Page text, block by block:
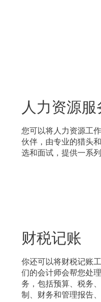
人力资源服
您可以将人力资源工
伙伴，由专业的猎头
选和面试，提供一系
财税记账
你还可以将财税记账
们的会计师会帮您处
务，包括预算、税务
制、财务和管理报告